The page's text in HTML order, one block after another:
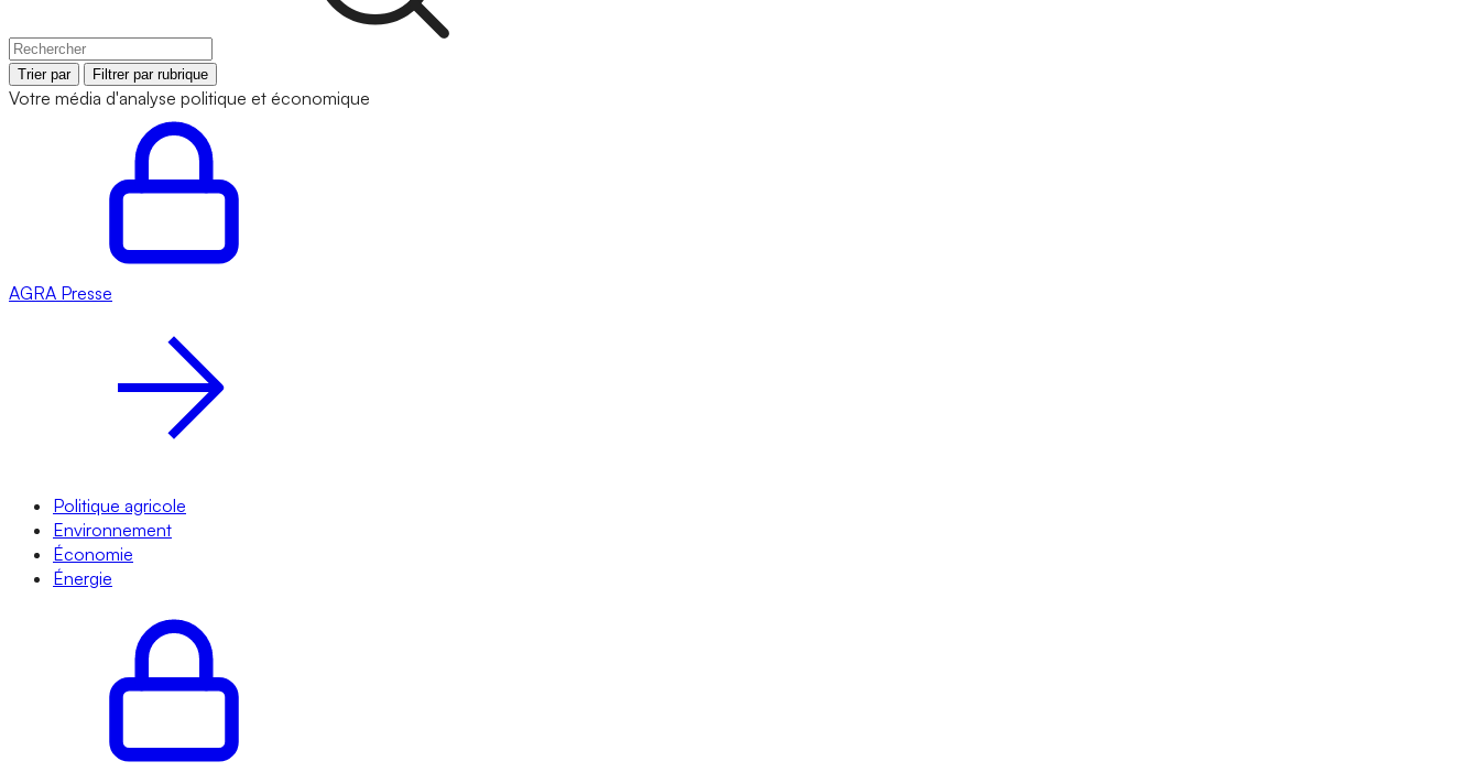
Trier par Filtrer par rubrique
Votre média d'analyse politique et économique
AGRA Presse
Politique agricole
Environnement
Économie
Énergie